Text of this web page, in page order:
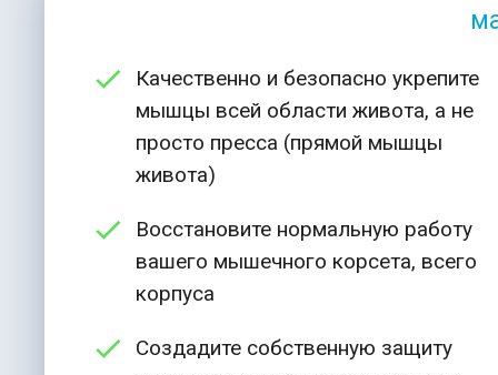
Качественно и безопасно укрепите
мышцы всей области живота, а не
просто пресса (прямой мышцы
живота)
Восстановите нормальную работу
вашего мышечного корсета, всего
корпуса
Создадите собственную защиту